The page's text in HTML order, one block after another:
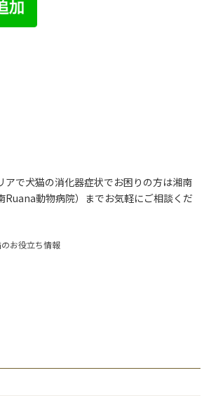
アで犬猫の消化器症状でお困りの方は湘南
Ruana動物病院）までお気軽にご相談くだ
お役立ち情報